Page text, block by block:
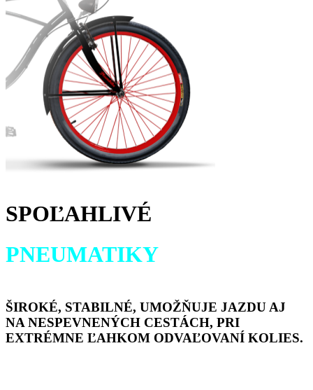
SPOĽAHLIVÉ
PNEUMATIKY
ŠIROKÉ, STABILNÉ, UMOŽŇUJE JAZDU AJ
NA NESPEVNENÝCH CESTÁCH, PRI
EXTRÉMNE ĽAHKOM ODVAĽOVANÍ KOLIES.